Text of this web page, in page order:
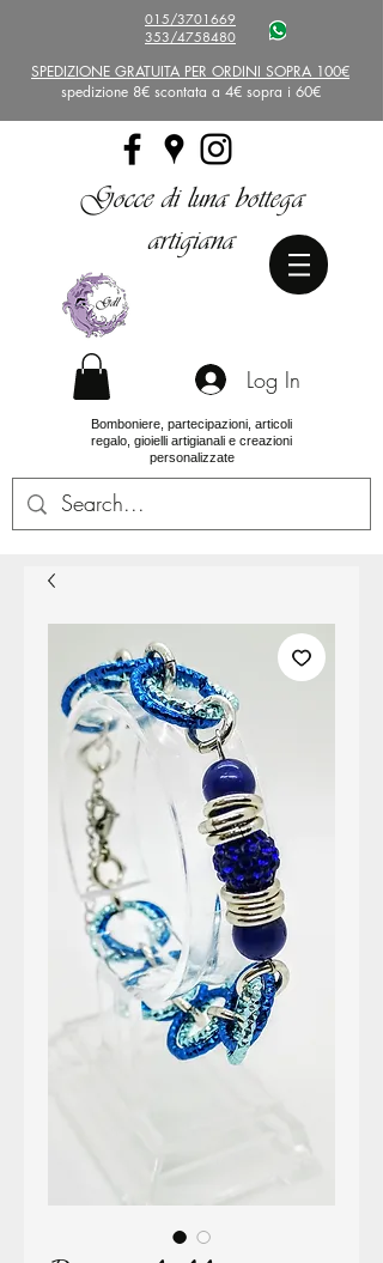
015/3701669
353/4758480
SPEDIZIONE GRATUITA PER ORDINI SOPRA 100€
spedizione 8€ scontata a 4€ sopra i 60€
Gocce di luna bottega
artigiana
Log In
Bomboniere, partecipazioni, articoli
regalo, gioielli artigianali e creazioni
personalizzate